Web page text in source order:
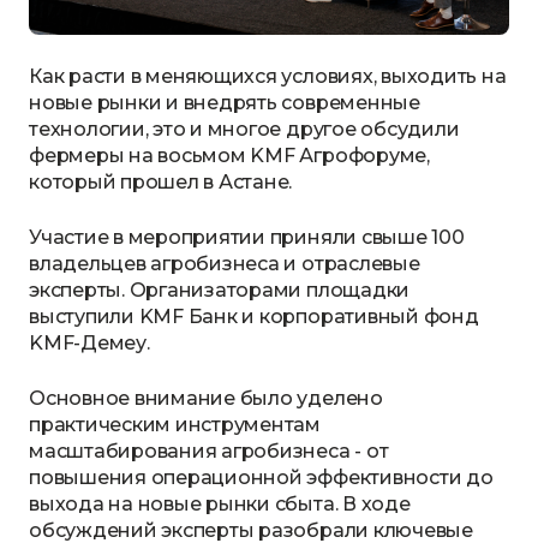
Как расти в меняющихся условиях, выходить на
новые рынки и внедрять современные
технологии, это и многое другое обсудили
фермеры на восьмом KMF Агрофоруме,
который прошел в Астане.
Участие в мероприятии приняли свыше 100
владельцев агробизнеса и отраслевые
эксперты. Организаторами площадки
выступили KMF Банк и корпоративный фонд
KMF-Демеу.
Основное внимание было уделено
практическим инструментам
масштабирования агробизнеса - от
повышения операционной эффективности до
выхода на новые рынки сбыта. В ходе
обсуждений эксперты разобрали ключевые